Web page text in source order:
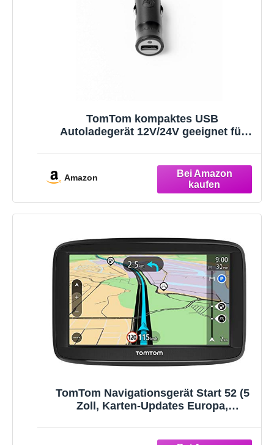
TomTom kompaktes USB
Autoladegerät 12V/24V geeignet für
oder Tablets (z.B. iPhone, iPad,
Samsung, HTC usw.) Schwarz
Amazon
TomTom Navigationsgerät Start 52 (5
Zoll, Karten-Updates Europa,